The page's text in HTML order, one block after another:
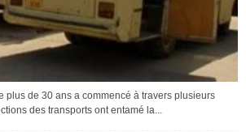
plus de 30 ans a commencé à travers plusieurs
des transports ont entamé la...